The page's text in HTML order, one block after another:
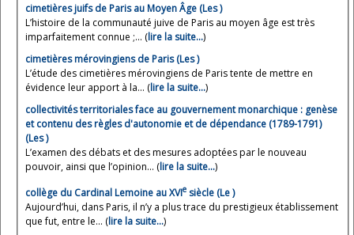
cimetières juifs de Paris au Moyen Âge (Les )
L’histoire de la communauté juive de Paris au moyen âge est très
imparfaitement connue ;... (lire la suite…)
cimetières mérovingiens de Paris (Les )
L’étude des cimetières mérovingiens de Paris tente de mettre en
évidence leur apport à la... (lire la suite…)
collectivités territoriales face au gouvernement monarchique : genèse
et contenu des règles d'autonomie et de dépendance (1789-1791)
(Les )
L’examen des débats et des mesures adoptées par le nouveau
pouvoir, ainsi que l’opinion... (lire la suite…)
collège du Cardinal Lemoine au XVIe siècle (Le )
Aujourd’hui, dans Paris, il n’y a plus trace du prestigieux établissement
que fut, entre le... (lire la suite…)